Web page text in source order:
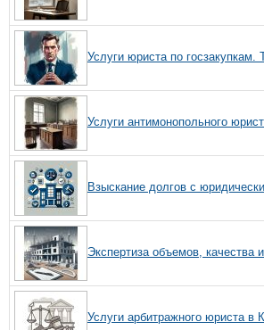
Услуги юриста по
Услуги антимонопольного
Взыскание долгов с
Экспертиза объемов, качества
Услуги арбитражного юриста в